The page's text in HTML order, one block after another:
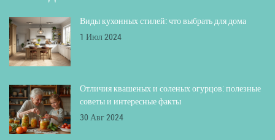
Виды кухонных стилей: что выбрать для дома
1 Июл 2024
Отличия квашеных и соленых огурцов: полезные
советы и интересные факты
30 Авг 2024